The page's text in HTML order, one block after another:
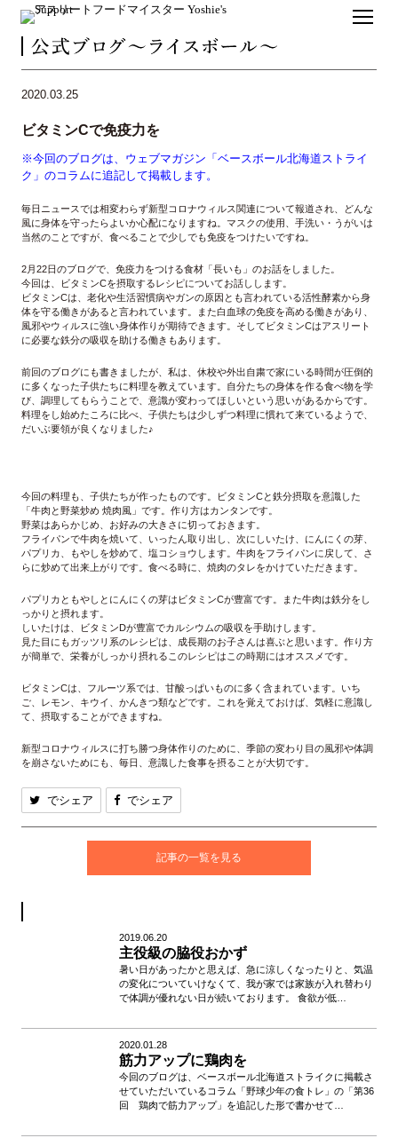
2020.03.25
ビタミンCで免疫力を
※今回のブログは、ウェブマガジン「ベースボール北海道ストライ
ク」のコラムに追記して掲載します。
毎日ニュースでは相変わらず新型コロナウィルス関連について報道され、どんな
風に身体を守ったらよいか心配になりますね。マスクの使用、手洗い・うがいは
当然のことですが、食べることで少しでも免疫をつけたいですね。
2月22日のブログで、免疫力をつける食材「長いも」のお話をしました。
今回は、ビタミンCを摂取するレシピについてお話しします。
ビタミンCは、老化や生活習慣病やガンの原因とも言われている活性酵素から身
体を守る働きがあると言われています。また白血球の免疫を高める働きがあり、
風邪やウィルスに強い身体作りが期待できます。そしてビタミンCはアスリート
に必要な鉄分の吸収を助ける働きもあります。
前回のブログにも書きましたが、私は、休校や外出自粛で家にいる時間が圧倒的
に多くなった子供たちに料理を教えています。自分たちの身体を作る食べ物を学
び、調理してもらうことで、意識が変わってほしいという思いがあるからです。
料理をし始めたころに比べ、子供たちは少しずつ料理に慣れて来ているようで、
だいぶ要領が良くなりました♪
今回の料理も、子供たちが作ったものです。ビタミンCと鉄分摂取を意識した
「牛肉と野菜炒め 焼肉風」です。作り方はカンタンです。
野菜はあらかじめ、お好みの大きさに切っておきます。
フライパンで牛肉を焼いて、いったん取り出し、次にしいたけ、にんにくの芽、
パプリカ、もやしを炒めて、塩コショウします。牛肉をフライパンに戻して、さ
らに炒めて出来上がりです。食べる時に、焼肉のタレをかけていただきます。
パプリカともやしとにんにくの芽はビタミンCが豊富です。また牛肉は鉄分をし
っかりと摂れます。
しいたけは、ビタミンDが豊富でカルシウムの吸収を手助けします。
見た目にもガッツリ系のレシピは、成長期のお子さんは喜ぶと思います。作り方
が簡単で、栄養がしっかり摂れるこのレシピはこの時期にはオススメです。
ビタミンCは、フルーツ系では、甘酸っぱいものに多く含まれています。いち
ご、レモン、キウイ、かんきつ類などです。これを覚えておけば、気軽に意識し
て、摂取することができますね。
新型コロナウィルスに打ち勝つ身体作りのために、季節の変わり目の風邪や体調
を崩さないためにも、毎日、意識した食事を摂ることが大切です。
でシェア でシェア
記事の一覧を見る
2019.06.20
主役級の脇役おかず
暑い日があったかと思えば、急に涼しくなったりと、気温
の変化についていけなくて、我が家では家族が入れ替わり
で体調が優れない日が続いております。 食欲が低…
2020.01.28
筋力アップに鶏肉を
今回のブログは、ベースボール北海道ストライクに掲載さ
せていただいているコラム「野球少年の食トレ」の「第36
回 鶏肉で筋力アップ」を追記した形で書かせて…